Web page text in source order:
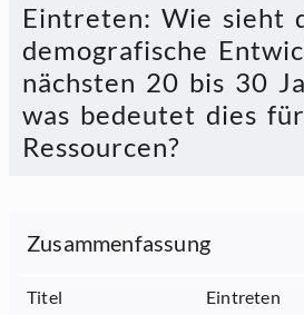
Eintreten: Wie sieht
demografische
nächsten 20 bis 30
was bedeutet dies
Ressourcen?
Zusammenfassung
Titel
Eintreten